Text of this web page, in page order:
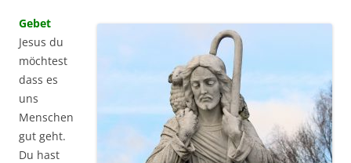
Gebet
Jesus du
möchtest
dass es
uns
Menschen
gut geht.
Du hast